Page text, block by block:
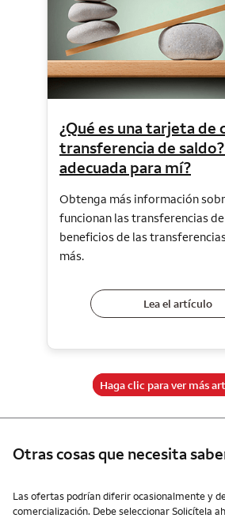
¿Qué es una tarjeta de
transferencia de saldo?
adecuada para mí?
Obtenga más información
funcionan las transferencias
beneficios de las
más.
Lea el artículo
Haga clic para ver más
Otras cosas que necesita
Otras cosas que necesita saber
Las ofertas podrían diferir ocasionalmente y
comercialización. Debe seleccionar Solicítela